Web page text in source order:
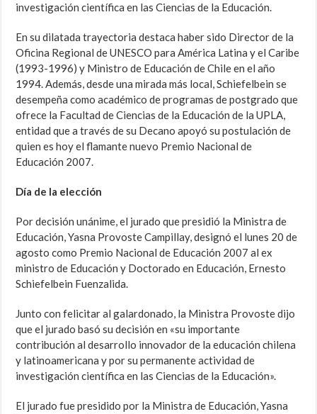
investigación científica en las Ciencias de la Educación.
En su dilatada trayectoria destaca haber sido Director de la
Oficina Regional de UNESCO para América Latina y el Caribe
(1993-1996) y Ministro de Educación de Chile en el año
1994. Además, desde una mirada más local, Schiefelbein se
desempeña como académico de programas de postgrado que
ofrece la Facultad de Ciencias de la Educación de la UPLA,
entidad que a través de su Decano apoyó su postulación de
quien es hoy el flamante nuevo Premio Nacional de
Educación 2007.
Día de la elección
Por decisión unánime, el jurado que presidió la Ministra de
Educación, Yasna Provoste Campillay, designó el lunes 20 de
agosto como Premio Nacional de Educación 2007 al ex
ministro de Educación y Doctorado en Educación, Ernesto
Schiefelbein Fuenzalida.
Junto con felicitar al galardonado, la Ministra Provoste dijo
que el jurado basó su decisión en «su importante
contribución al desarrollo innovador de la educación chilena
y latinoamericana y por su permanente actividad de
investigación científica en las Ciencias de la Educación».
El jurado fue presidido por la Ministra de Educación, Yasna